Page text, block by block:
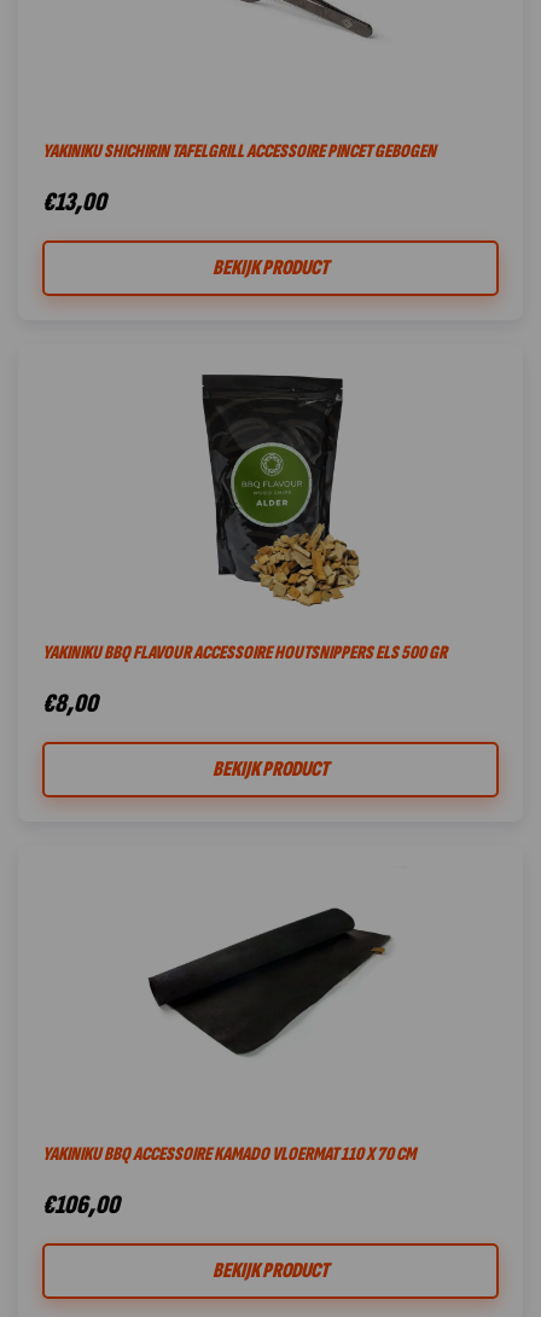
YAKINIKU SHICHIRIN TAFELGRILL ACCESSOIRE PINCET GEBOGEN
€13,00
BEKIJK PRODUCT
YAKINIKU BBQ FLAVOUR ACCESSOIRE HOUTSNIPPERS ELS 500 GR
€8,00
BEKIJK PRODUCT
YAKINIKU BBQ ACCESSOIRE KAMADO VLOERMAT 110 X 70 CM
€106,00
BEKIJK PRODUCT